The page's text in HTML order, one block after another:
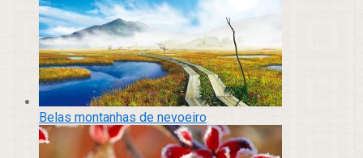
Belas montanhas de nevoeiro